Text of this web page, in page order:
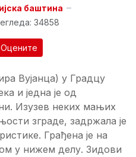
баштина
34858
Вујанца) у Градцу
и једна је од
Изузев неких мањих
зграде, задржала је
Грађена је на
у нижем делу. Зидови